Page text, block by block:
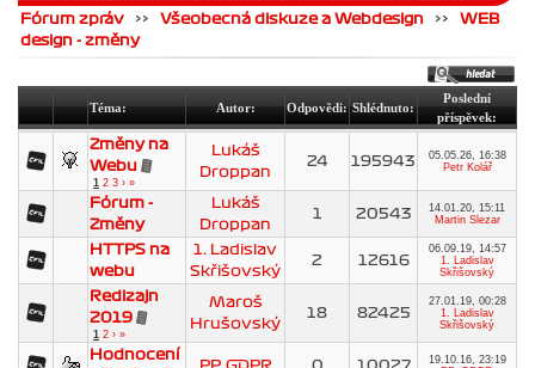
Fórum zpráv >> Všeobecná diskuze a Webdesign >> WEB
design - změny
Téma: Autor: Odpovědi: Shlédnuto:
Poslední
příspěvek:
Změny na
Webu
1 2 3 › »
Lukáš
Droppan
24 195943
05.05.26, 16:38
Petr Kolář
Fórum -
Změny
Lukáš
Droppan
1 20543
14.01.20, 15:11
Martin Slezar
HTTPS na
webu
1. Ladislav
Skřišovský
2 12616
06.09.19, 14:57
1. Ladislav
Skřišovský
Redizajn
2019
1 2 › »
Maroš
Hrušovský
18 82425
27.01.19, 00:28
1. Ladislav
Skřišovský
Hodnocení
19.10.16, 23:19